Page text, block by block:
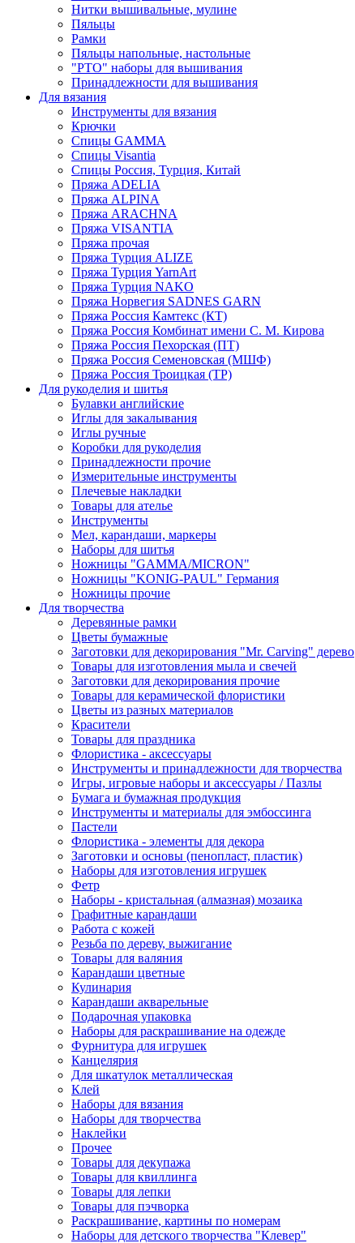
Нитки вышивальные, мулине
Пяльцы
Рамки
Пяльцы напольные, настольные
"РТО" наборы для вышивания
Принадлежности для вышивания
Для вязания
Инструменты для вязания
Крючки
Спицы GAMMA
Спицы Visantia
Спицы Россия, Турция, Китай
Пряжа ADELIA
Пряжа ALPINA
Пряжа ARACHNA
Пряжа VISANTIA
Пряжа прочая
Пряжа Турция ALIZE
Пряжа Турция YarnArt
Пряжа Турция NAKO
Пряжа Норвегия SADNES GARN
Пряжа Россия Камтекс (КТ)
Пряжа Россия Комбинат имени С. М. Кирова
Пряжа Россия Пехорская (ПТ)
Пряжа Россия Семеновская (МШФ)
Пряжа Россия Троицкая (ТР)
Для рукоделия и шитья
Булавки английские
Иглы для закалывания
Иглы ручные
Коробки для рукоделия
Принадлежности прочие
Измерительные инструменты
Плечевые накладки
Товары для ателье
Инструменты
Мел, карандаши, маркеры
Наборы для шитья
Ножницы "GAMMA/MICRON"
Ножницы "KONIG-PAUL" Германия
Ножницы прочие
Для творчества
Деревянные рамки
Цветы бумажные
Заготовки для декорирования "Mr. Carving" дерево
Товары для изготовления мыла и свечей
Заготовки для декорирования прочие
Товары для керамической флористики
Цветы из разных материалов
Красители
Товары для праздника
Флористика - аксессуары
Инструменты и принадлежности для творчества
Игры, игровые наборы и аксессуары / Пазлы
Бумага и бумажная продукция
Инструменты и материалы для эмбоссинга
Пастели
Флористика - элементы для декора
Заготовки и основы (пенопласт, пластик)
Наборы для изготовления игрушек
Фетр
Наборы - кристальная (алмазная) мозаика
Графитные карандаши
Работа с кожей
Резьба по дереву, выжигание
Товары для валяния
Карандаши цветные
Кулинария
Карандаши акварельные
Подарочная упаковка
Наборы для раскрашивание на одежде
Фурнитура для игрушек
Канцелярия
Для шкатулок металлическая
Клей
Наборы для вязания
Наборы для творчества
Наклейки
Прочее
Товары для декупажа
Товары для квиллинга
Товары для лепки
Товары для пэчворка
Раскрашивание, картины по номерам
Наборы для детского творчества "Клевер"